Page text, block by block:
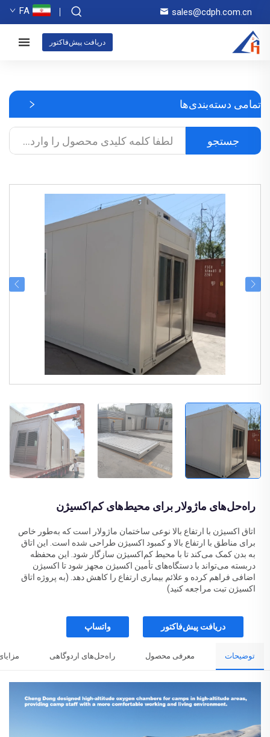
sales@cdph.com.cn
FA
دریافت پیش‌فاکتور
تمامی دسته‌بندی‌ها
جستجو
راه‌حل‌های ماژولار برای محیط‌های کم‌اکسیژن
اتاق اکسیژن با ارتفاع بالا نوعی ساختمان ماژولار است که به‌طور خاص
برای مناطق با ارتفاع بالا و کمبود اکسیژن طراحی شده است. این اتاق
به بدن کمک می‌کند تا با محیط کم‌اکسیژن سازگار شود. این محفظه
دربسته می‌تواند با دستگاه‌های تأمین اکسیژن مجهز شود تا اکسیژن
اضافی فراهم کرده و علائم بیماری ارتفاع را کاهش دهد. (به پروژه اتاق
اکسیژن تبت مراجعه کنید)
دریافت پیش‌فاکتور واتساپ
توضیحات معرفی محصول راه‌حل‌های اردوگاهی